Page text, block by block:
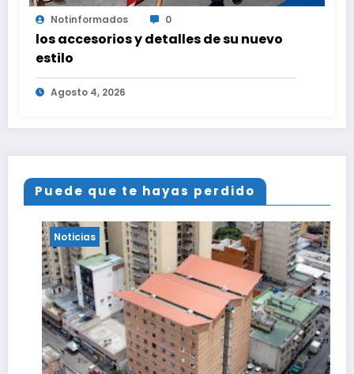
Notinformados 0
los accesorios y detalles de su nuevo
estilo
Agosto 4, 2026
Puede que te hayas perdido
Noticias